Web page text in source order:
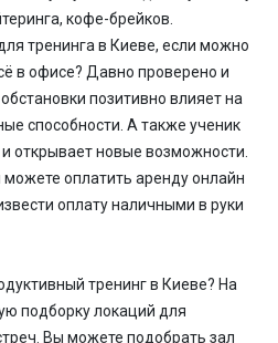
кофе-брейков.
тренинга в Киеве, если можно
в офисе? Давно проверено и
позитивно влияет на
способности. А также ученик
открывает новые возможности.
оплатить аренду онлайн
оплату наличными в руки
тренинг в Киеве? На
подборку локаций для
Вы можете подобрать зал